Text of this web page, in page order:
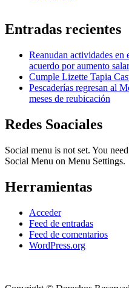
Entradas recientes
Reanudan actividades
acuerdo por aumento
Cumple Lizette Tapia
Pescaderías regresan al
meses de reubicación
Redes Soaciales
Social menu is not set. You
Social Menu on Menu Settings.
Herramientas
Acceder
Feed de entradas
Feed de comentarios
WordPress.org